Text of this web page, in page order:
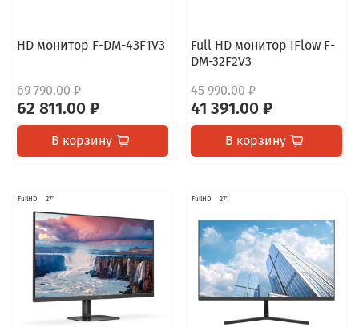
HD монитор F-DM-43F1V3
69 790.00 ₽
62 811.00 ₽
В корзину
Full HD монитор IFlow F-
DM-32F2V3
45 990.00 ₽
41 391.00 ₽
В корзину
FullHD 27" FullHD 27"